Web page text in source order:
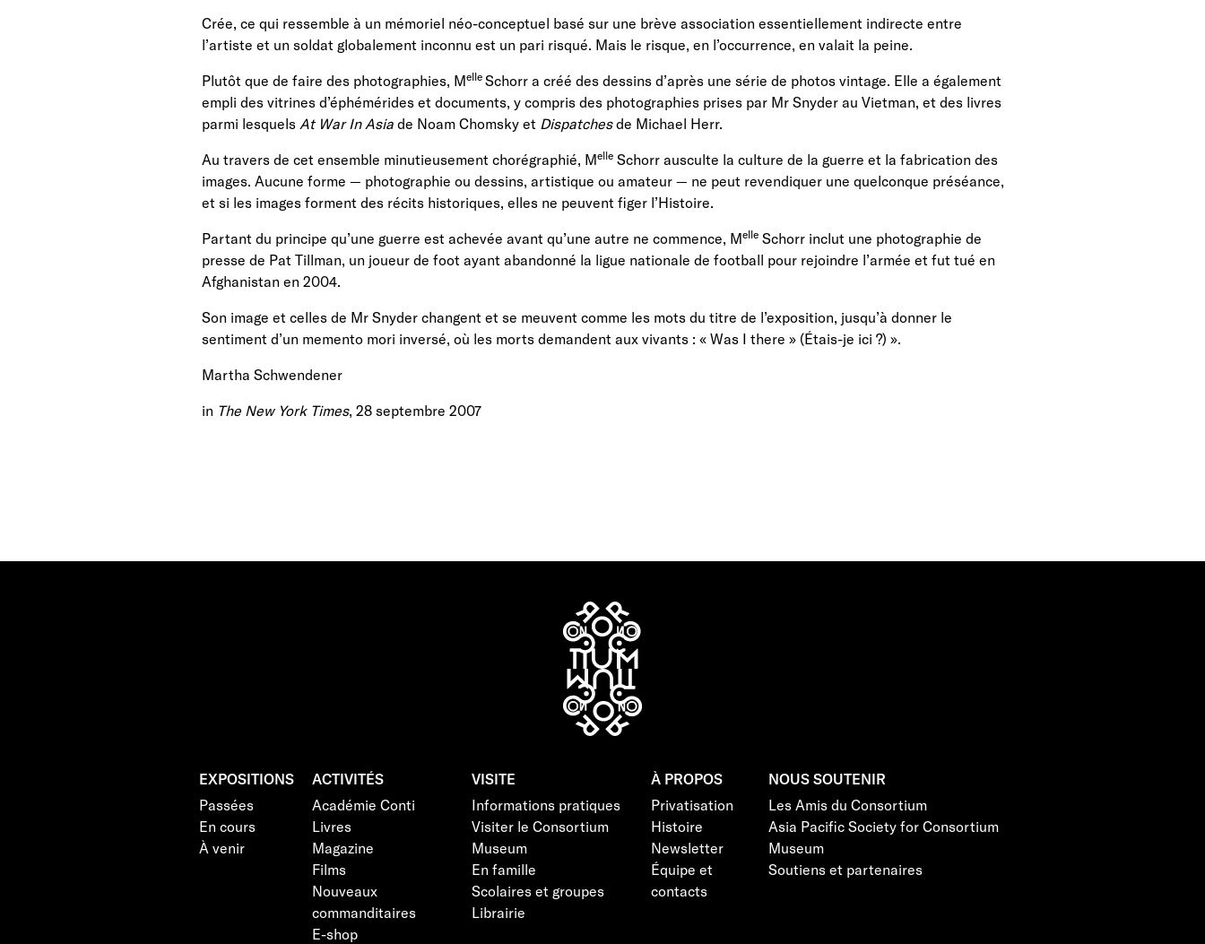
Crée, ce qui ressemble à un mémoriel néo-conceptuel basé sur une brève association essentiellement indirecte entre
l’artiste et un soldat globalement inconnu est un pari risqué. Mais le risque, en l’occurrence, en valait la peine.
Plutôt que de faire des photographies, Melle Schorr a créé des dessins d’après une série de photos vintage. Elle a également
empli des vitrines d’éphémérides et documents, y compris des photographies prises par Mr Snyder au Vietman, et des livres
parmi lesquels At War In Asiade Noam Chomsky et Dispatchesde Michael Herr.
Au travers de cet ensemble minutieusement chorégraphié, MelleSchorr ausculte la culture de la guerre et la fabrication des
images. Aucune forme — photographie ou dessins, artistique ou amateur — ne peut revendiquer une quelconque préséance,
et si les images forment des récits historiques, elles ne peuvent figer l’Histoire.
Partant du principe qu’une guerre est achevée avant qu’une autre ne commence, MelleSchorr inclut une photographie de
presse de Pat Tillman, un joueur de foot ayant abandonné la ligue nationale de football pour rejoindre l’armée et fut tué en
Afghanistan en 2004.
Son image et celles de Mr Snyder changent et se meuvent comme les mots du titre de l’exposition, jusqu’à donner le
sentiment d’un memento mori inversé, où les morts demandent aux vivants : « Was I there » (Étais-je ici ?) ».
Martha Schwendener
in The New York Times, 28 septembre 2007
EXPOSITIONS
Passées
En cours
À venir
ACTIVITÉS
Académie Conti
Livres
Magazine
Films
Nouveaux
commanditaires
E-shop
VISITE
Informations pratiques
Visiter le Consortium
Museum
En famille
Scolaires et groupes
Librairie
À PROPOS
Privatisation
Histoire
Newsletter
Équipe et
contacts
NOUS SOUTENIR
Les Amis du Consortium
Asia Pacific Society for Consortium
Museum
Soutiens et partenaires